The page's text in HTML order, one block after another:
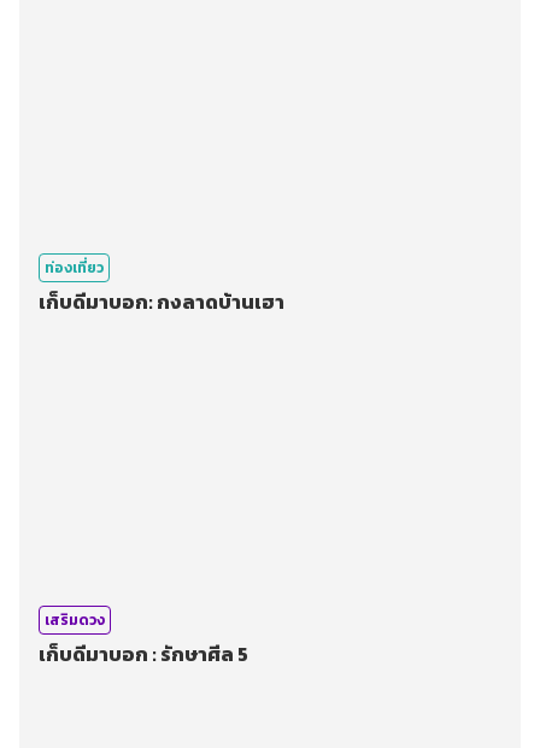
ท่องเที่ยว
เก็บดีมาบอก: กงลาดบ้านเฮา
เสริมดวง
เก็บดีมาบอก : รักษาศีล 5